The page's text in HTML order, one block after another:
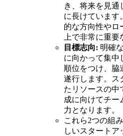
き、将来を見通
に長けています
的な方向性やロ
上で非常に重要
目標志向: 明確
に向かって集中
順位をつけ、脇
遂行します。ス
たリソースの中
成に向けてチー
力となります。
これら2つの組
しいスタートア